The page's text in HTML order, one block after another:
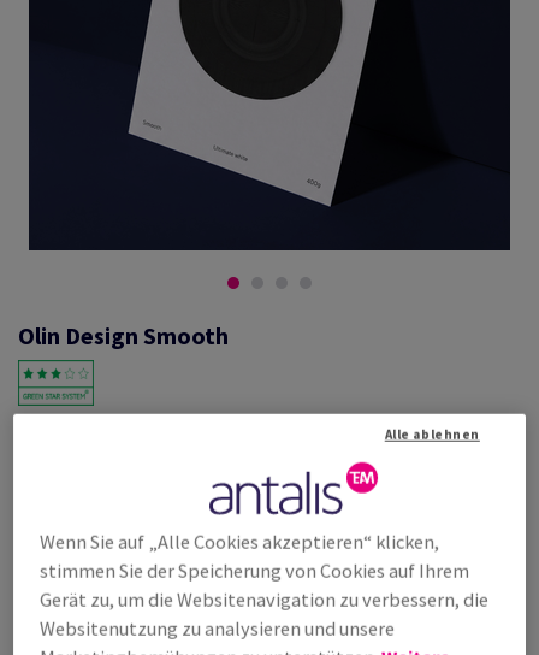
Olin Design Smooth
Olin, Smooth, Ultimate White, satiniert, holzfrei ECF, 240g/m2, 460mm
x 640mm, SB, Paket zu 125 Bogen/Blatt, FSC Mix Credit
Listenpreis
€ 969,99 25,00% Rabatt
möglich ab
Wenn Sie auf „Alle Cookies akzeptieren“ klicken,
stimmen Sie der Speicherung von Cookies auf Ihrem
Gerät zu, um die Websitenavigation zu verbessern, die
Websitenutzung zu analysieren und unsere
Alle ablehnen